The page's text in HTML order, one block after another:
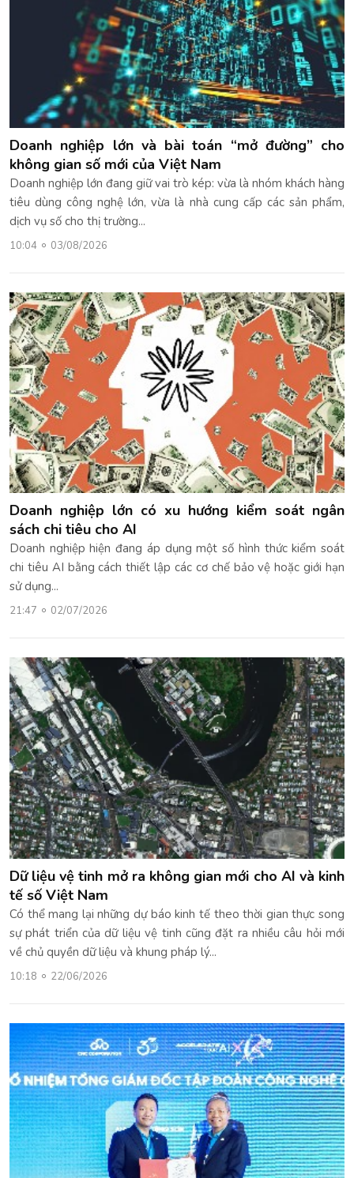
Doanh nghiệp lớn và bài toán “mở đường” cho
không gian số mới của Việt Nam
Doanh nghiệp lớn đang giữ vai trò kép: vừa là nhóm khách hàng
tiêu dùng công nghệ lớn, vừa là nhà cung cấp các sản phẩm,
dịch vụ số cho thị trường...
10:04 03/08/2026
Doanh nghiệp lớn có xu hướng kiểm soát ngân
sách chi tiêu cho AI
Doanh nghiệp hiện đang áp dụng một số hình thức kiểm soát
chi tiêu AI bằng cách thiết lập các cơ chế bảo vệ hoặc giới hạn
sử dụng...
21:47 02/07/2026
Dữ liệu vệ tinh mở ra không gian mới cho AI và kinh
tế số Việt Nam
Có thể mang lại những dự báo kinh tế theo thời gian thực song
sự phát triển của dữ liệu vệ tinh cũng đặt ra nhiều câu hỏi mới
về chủ quyền dữ liệu và khung pháp lý...
10:18 22/06/2026